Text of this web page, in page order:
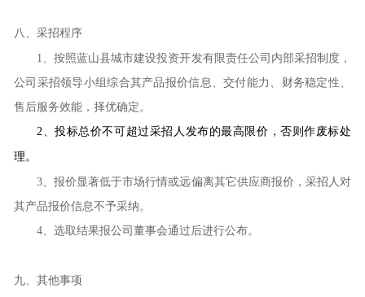
八 、采招程序
1、按照蓝山县城市建设投资开发有限责任公司内部采招制度，
公司 采招领导小组综合其产品报价信息、交付能力、财务稳定性、
售后服务效能，择优确定。
2、投标总价不可超过采招 人发布的最高限价，否则作废标处
理。
3、报价显著低于市场行情或远偏离其它供应商报价， 采招 人对
其产品报价信息不予采纳。
4、 选取结果报公司董事会通过后进行公布。
九、其他事项